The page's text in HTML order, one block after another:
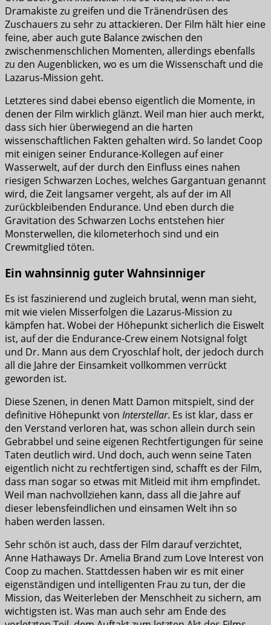
Dramakiste zu greifen und die Tränendrüsen des
Zuschauers zu sehr zu attackieren. Der Film hält hier eine
feine, aber auch gute Balance zwischen den
zwischenmenschlichen Momenten, allerdings ebenfalls
zu den Augenblicken, wo es um die Wissenschaft und die
Lazarus-Mission geht.
Letzteres sind dabei ebenso eigentlich die Momente, in
denen der Film wirklich glänzt. Weil man hier auch merkt,
dass sich hier überwiegend an die harten
wissenschaftlichen Fakten gehalten wird. So landet Coop
mit einigen seiner Endurance-Kollegen auf einer
Wasserwelt, auf der durch den Einfluss eines nahen
riesigen Schwarzen Loches, welches Gargantuan genannt
wird, die Zeit langsamer vergeht, als auf der im All
zurückbleibenden Endurance. Und eben durch die
Gravitation des Schwarzen Lochs entstehen hier
Monsterwellen, die kilometerhoch sind und ein
Crewmitglied töten.
Ein wahnsinnig guter Wahnsinniger
Es ist faszinierend und zugleich brutal, wenn man sieht,
mit wie vielen Misserfolgen die Lazarus-Mission zu
kämpfen hat. Wobei der Höhepunkt sicherlich die Eiswelt
ist, auf der die Endurance-Crew einem Notsignal folgt
und Dr. Mann aus dem Cryoschlaf holt, der jedoch durch
all die Jahre der Einsamkeit vollkommen verrückt
geworden ist.
Diese Szenen, in denen Matt Damon mitspielt, sind der
definitive Höhepunkt von Interstellar. Es ist klar, dass er
den Verstand verloren hat, was schon allein durch sein
Gebrabbel und seine eigenen Rechtfertigungen für seine
Taten deutlich wird. Und doch, auch wenn seine Taten
eigentlich nicht zu rechtfertigen sind, schafft es der Film,
dass man sogar so etwas mit Mitleid mit ihm empfindet.
Weil man nachvollziehen kann, dass all die Jahre auf
dieser lebensfeindlichen und einsamen Welt ihn so
haben werden lassen.
Sehr schön ist auch, dass der Film darauf verzichtet,
Anne Hathaways Dr. Amelia Brand zum Love Interest von
Coop zu machen. Stattdessen haben wir es mit einer
eigenständigen und intelligenten Frau zu tun, der die
Mission, das Weiterleben der Menschheit zu sichern, am
wichtigsten ist. Was man auch sehr am Ende des